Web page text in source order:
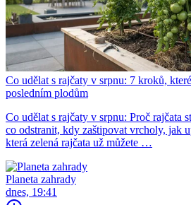
Co udělat s rajčaty v srpnu: 7 kroků,
posledním plodům
Co udělat s rajčaty v srpnu: Proč rajčata
co odstranit, kdy zaštipovat vrcholy, jak
která zelená rajčata už můžete …
Planeta zahrady
dnes, 19:41